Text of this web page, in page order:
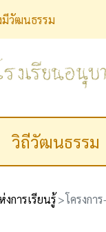
มีวัฒนธรรม
วิถีวัฒนธรรม
การเรียนรู้ โครงกา